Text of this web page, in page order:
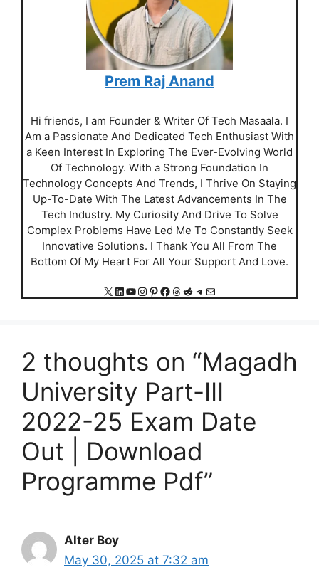
Prem Raj Anand
Hi friends, I am Founder & Writer Of Tech Masaala. I
Am a Passionate And Dedicated Tech Enthusiast With
a Keen Interest In Exploring The Ever-Evolving World
Of Technology. With a Strong Foundation In
Technology Concepts And Trends, I Thrive On Staying
Up-To-Date With The Latest Advancements In The
Tech Industry. My Curiosity And Drive To Solve
Complex Problems Have Led Me To Constantly Seek
Innovative Solutions. I Thank You All From The
Bottom Of My Heart For All Your Support And Love.
X LinkedIn YouTube Instagram Pinterest Facebook Threads Reddit Telegram Mail
2 thoughts on “Magadh
University Part-III
2022-25 Exam Date
Out | Download
Programme Pdf”
Alter Boy
May 30, 2025 at 7:32 am